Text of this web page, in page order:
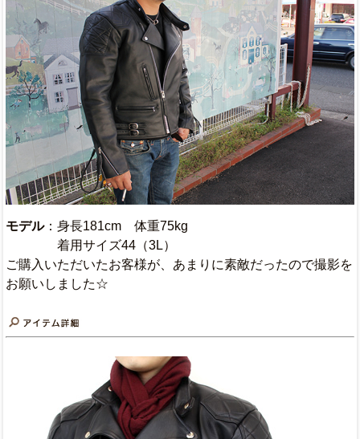
モデル：身長181cm 体重75kg
着用サイズ44（3L）
ご購入いただいたお客様が、あまりに素敵だったので撮影を
お願いしました☆